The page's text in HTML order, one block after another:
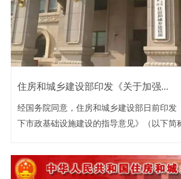
住房和城乡建设部印发《关于加强...
经国务院同意，住房和城乡建设部日前印发
下市政基础设施建设的指导意见》（以下简